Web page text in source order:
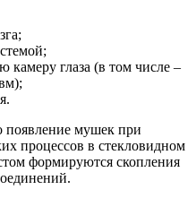
камеру глаза (в том числе –
мушек при
процессов в стекловидном
формируются скопления